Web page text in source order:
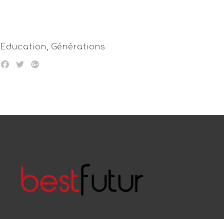
Education, Générations